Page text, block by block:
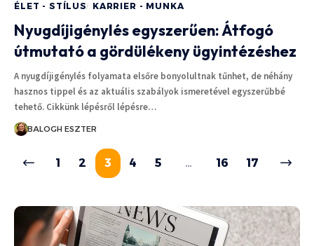
ÉLET - STÍLUS KARRIER - MUNKA
Nyugdíjigénylés egyszerűen: Átfogó
útmutató a gördülékeny ügyintézéshez
A nyugdíjigénylés folyamata elsőre bonyolultnak tűnhet, de néhány
hasznos tippel és az aktuális szabályok ismeretével egyszerűbbé
tehető. Cikkünk lépésről lépésre…
BALOGH ESZTER
1 2 3 4 5 … 16 17